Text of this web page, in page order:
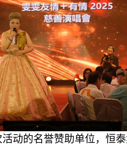
动的名誉赞助单位，恒